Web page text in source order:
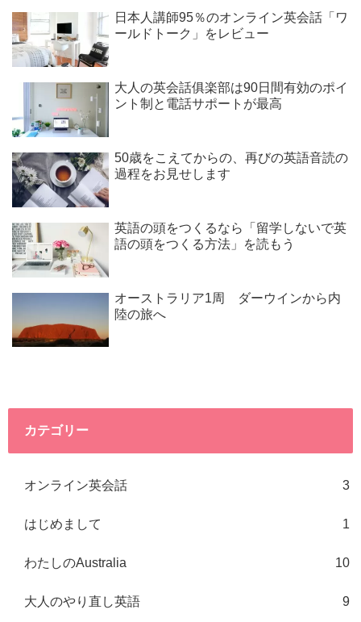
日本人講師95％のオンライン英会話「ワ
ールドトーク」をレビュー
大人の英会話俱楽部は90日間有効のポイ
ント制と電話サポートが最高
50歳をこえてからの、再びの英語音読の
過程をお見せします
英語の頭をつくるなら「留学しないで英
語の頭をつくる方法」を読もう
オーストラリア1周 ダーウインから内
陸の旅へ
カテゴリー
オンライン英会話 3
はじめまして 1
わたしのAustralia 10
大人のやり直し英語 9